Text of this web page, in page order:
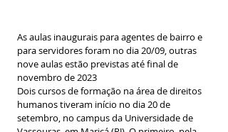
As aulas inaugurais para agentes de bairro e
para servidores foram no dia 20/09, outras
nove aulas estão previstas até final de
novembro de 2023
Dois cursos de formação na área de direitos
humanos tiveram início no dia 20 de
setembro, no campus da Universidade de